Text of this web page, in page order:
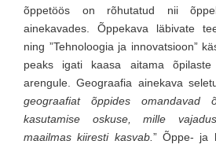
õppetöös on rõhutatud nii
ainekavades. Õppekava läbivate
ning ”Tehnoloogia ja innovatsioon”
peaks igati kaasa aitama õpilaste
arengule. Geograafia ainekava
geograafiat õppides omandavad
kasutamise oskuse, mille
maailmas kiiresti kasvab. ” Õppe- ja